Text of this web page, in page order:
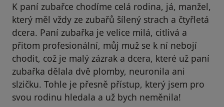
K paní zubařce chodíme celá rodina, já, manžel,
který měl vždy ze zubařů šílený strach a čtyřletá
dcera. Paní zubařka je velice milá, citlivá a
přitom profesionální, můj muž se k ní nebojí
chodit, což je malý zázrak a dcera, které už paní
zubařka dělala dvě plomby, neuronila ani
slzičku. Tohle je přesně přístup, který jsem pro
svou rodinu hledala a už bych neměnila!